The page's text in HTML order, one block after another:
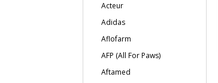
Acteur
Adidas
Aflofarm
AFP (All For Paws)
Aftamed